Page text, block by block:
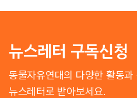
뉴스레터 구독신청
동물자유연대의 다양한 활동과
뉴스레터로 받아보세요.